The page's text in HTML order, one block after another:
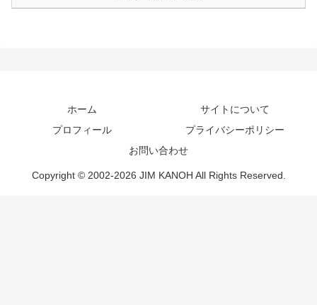
ホーム
サイトについて
プロフィール
プライバシーポリシー
お問い合わせ
Copyright © 2002-2026 JIM KANOH All Rights Reserved.